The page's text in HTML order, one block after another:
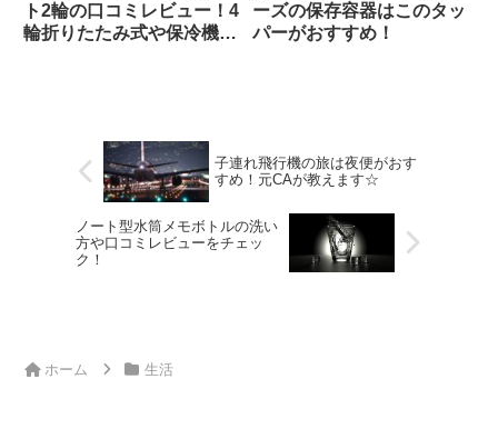
ト2輪の口コミレビュー！4
輪折りたたみ式や保冷機能
ーズの保存容器はこのタッ
パーがおすすめ！
子連れ飛行機の旅は夜便がおす
すめ！元CAが教えます☆
ノート型水筒メモボトルの洗い
方や口コミレビューをチェッ
ク！
ホーム 生活